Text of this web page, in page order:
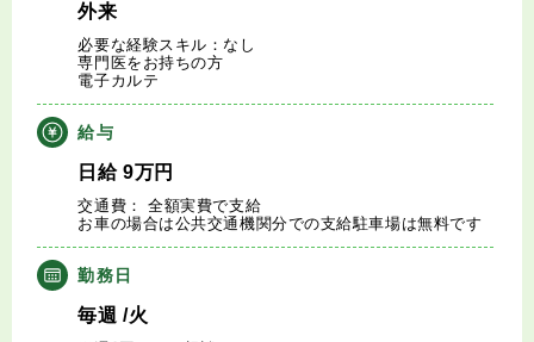
転職成功事例
医師の転職マニュアル
データで見る医師の平均年収
医師に役立つ取材記事
大学医局紹介
外来
必要な経験スキル：なし
専門医をお持ちの方
電子カルテ
給与
日給9万円
交通費： 全額実費で支給
お車の場合は公共交通機関分での支給駐車場は無料です
勤務日
毎週 /火